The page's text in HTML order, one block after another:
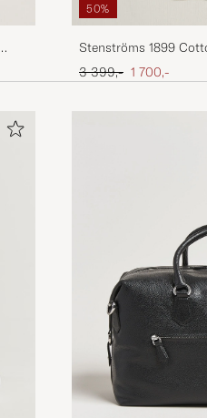
50%
Stenströms 1899
Beige
Ordinær pris
3 399,- Nedsatt pris
1 700,-